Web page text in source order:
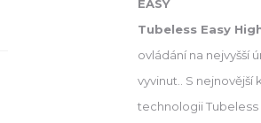
EASY
Tubeless Easy
ovládání na nejvyšší
vyvinut.. S
technologii